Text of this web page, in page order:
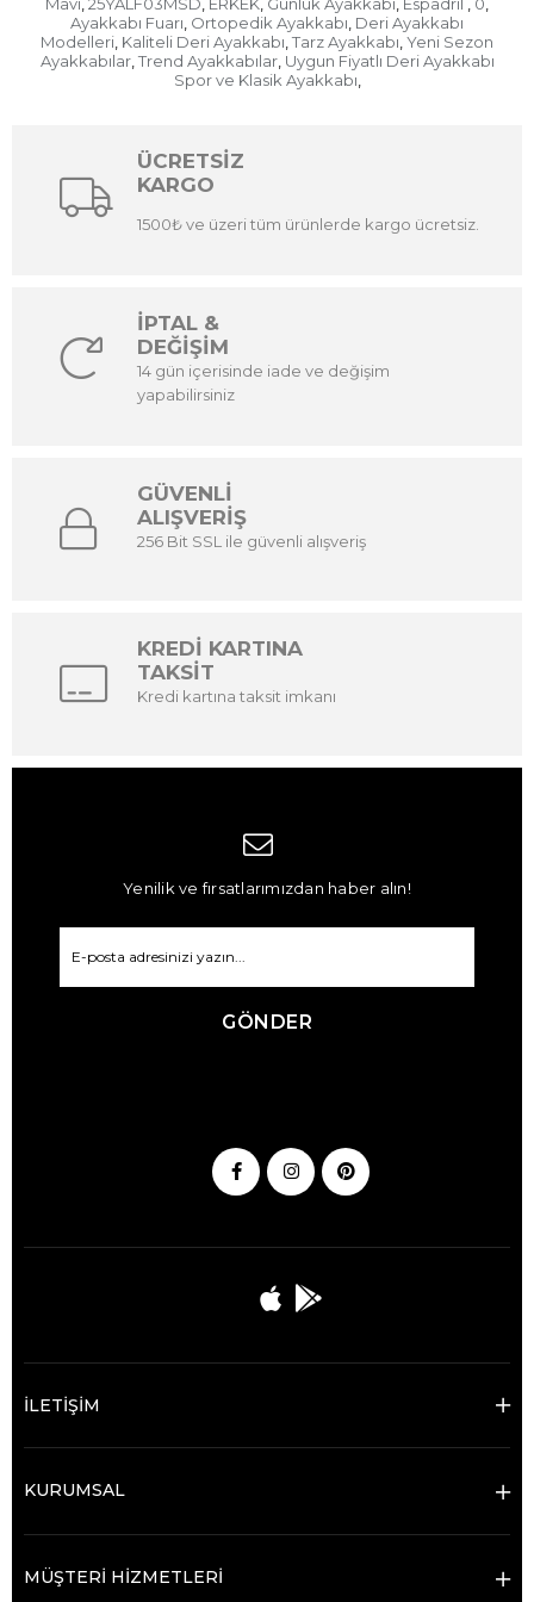
Ayakkabı Fuarı Ortopedik Ayakkabı Deri Ayakkabı
Modelleri Kaliteli Deri Ayakkabı Tarz Ayakkabı Yeni Sezon
Ayakkabılar, Trend Ayakkabılar, Uygun Fiyatlı Deri Ayakkabı
Spor ve Klasik Ayakkabı
ÜCRETSİZ
KARGO
1500₺ ve üzeri tüm ürünlerde kargo ücretsiz.
İPTAL &
DEĞİŞİM
14 gün içerisinde iade ve değişim
yapabilirsiniz
GÜVENLİ
ALIŞVERİŞ
256 Bit SSL ile güvenli alışveriş
KREDİ KARTINA
TAKSİT
Kredi kartına taksit imkanı
Yenilik ve fırsatlarımızdan haber alın!
GÖNDER
İLETİŞİM
KURUMSAL
MÜŞTERİ HİZMETLERİ